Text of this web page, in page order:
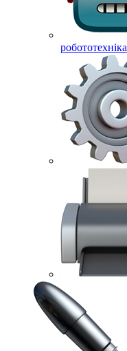
робототехніка